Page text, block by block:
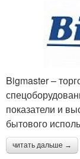
Bigmaster –
показатели и
бытового
читать дальше →